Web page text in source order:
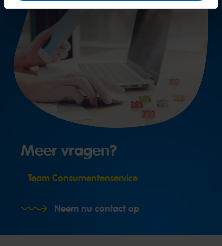
Meer vragen?
Team Consumentenservice
Neem nu contact op